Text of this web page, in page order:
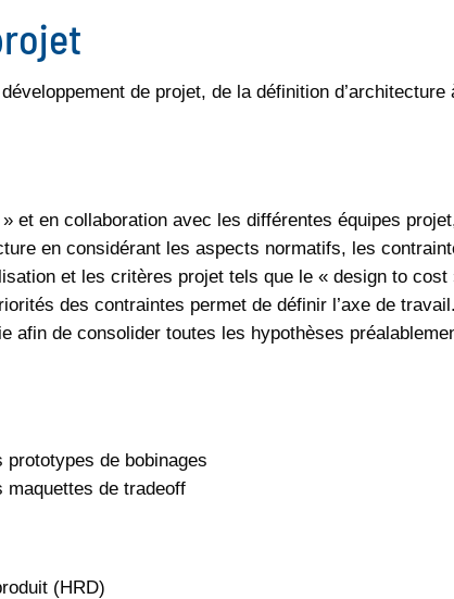
de projet, de la définition d’architecture
et en collaboration avec les différentes équipes
en considérant les aspects normatifs, les
et les critères projet tels que le « design to cost
des contraintes permet de définir l’axe de travail.
afin de consolider toutes les hypothèses
prototypes de bobinages
maquettes de tradeoff
(HRD)